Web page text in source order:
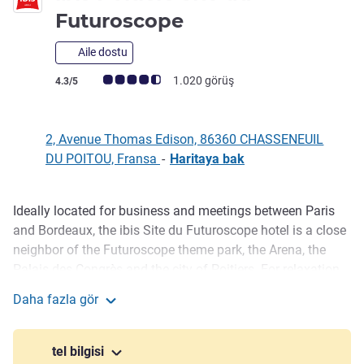
Futuroscope
Aile dostu
Avis müşterileri puanı (ALL Puanlama)
4.3/5 1.020 görüş
2, Avenue Thomas Edison, 86360 CHASSENEUIL
DU POITOU, Fransa - Haritaya bak
Açıklama
Ideally located for business and meetings between Paris
and Bordeaux, the ibis Site du Futuroscope hotel is a close
neighbor of the Futuroscope theme park, the Arena, the
heated swimming pool and a boules court.
in the playful and festive spirit of Futuroscope. Exciting
Daha fazla gör
tel bilgisi